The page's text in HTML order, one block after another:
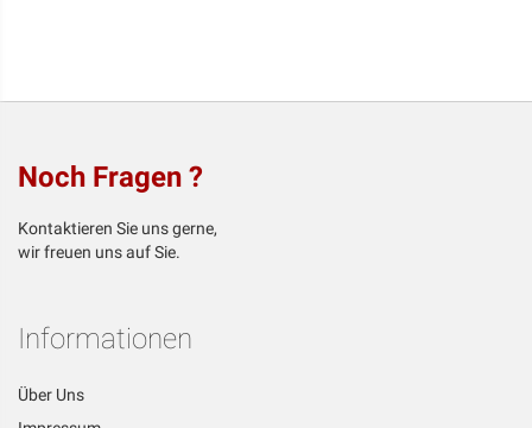
Noch Fragen ?
Kontaktieren Sie uns gerne,
wir freuen uns auf Sie.
Informationen
Über Uns